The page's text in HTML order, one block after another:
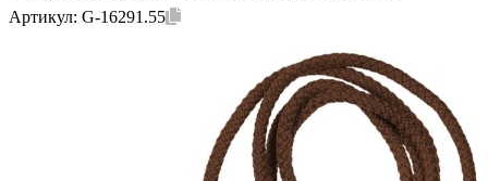
Артикул: G-16291.55